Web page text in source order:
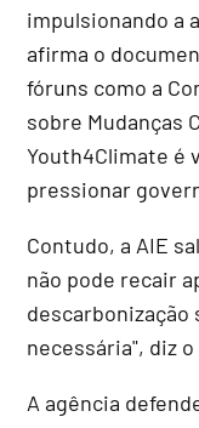
impulsionando a
afirma o
fóruns como a
sobre Mudanças
Youth4Climate é
pressionar
Contudo, a AIE
não pode recair
necessária", diz
A agência